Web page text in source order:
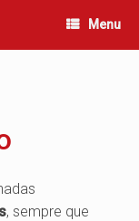
Menu
, sempre que